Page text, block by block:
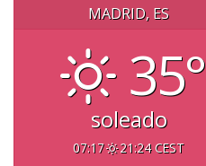
MADRID, ES
35°
soleado
07:17
21:24 CEST